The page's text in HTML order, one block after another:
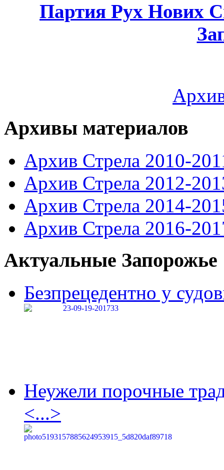
Партия Рух Нових
Архивы материалов
Архив Стрела 2010-
Архив Стрела 2012-
Архив Стрела 2014-
Архив Стрела 2016-
Актуальные Запорожье
Безпрецедентно у
Неужели порочные
<...>